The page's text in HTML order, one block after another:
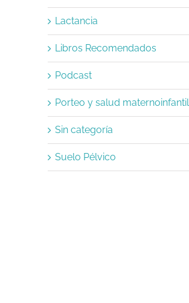
Lactancia
Libros Recomendados
Podcast
Porteo y salud maternoinfantil
Sin categoría
Suelo Pélvico